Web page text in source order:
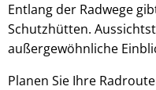
Entlang der Radwege
Schutzhütten.
außergewöhnliche
Planen Sie Ihre